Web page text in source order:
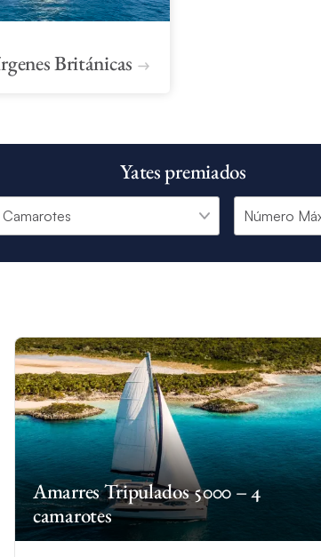
Británicas
Yates premiados
Amarres Tripulados 5000 – 4
camarotes